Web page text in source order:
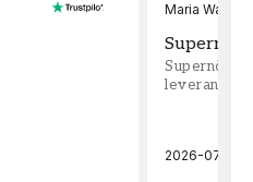
Maria
leveran,
2026-07-22